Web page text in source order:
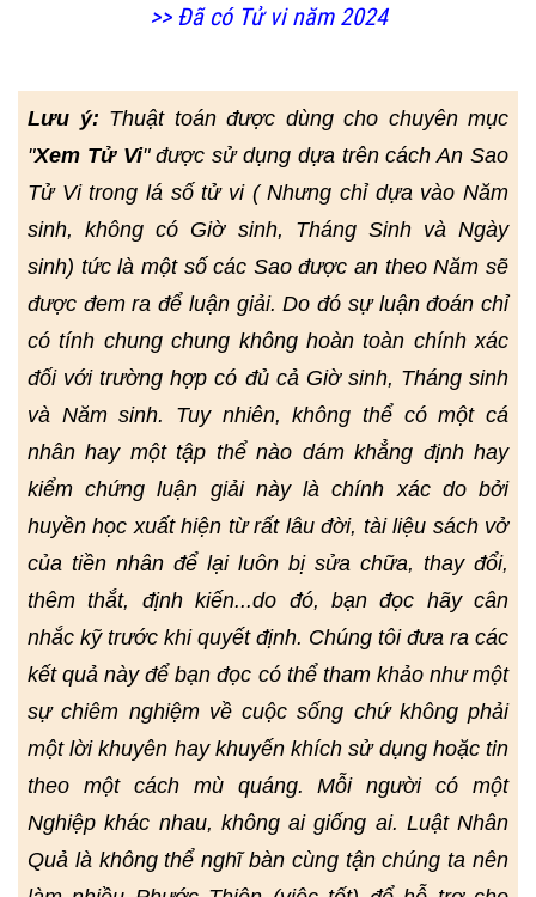
>> Đã có Tử vi năm 2024
Lưu ý: Thuật toán được dùng cho chuyên mục
"Xem Tử Vi" được sử dụng dựa trên cách An Sao
Tử Vi trong lá số tử vi ( Nhưng chỉ dựa vào Năm
sinh, không có Giờ sinh, Tháng Sinh và Ngày
sinh) tức là một số các Sao được an theo Năm sẽ
được đem ra để luận giải. Do đó sự luận đoán chỉ
có tính chung chung không hoàn toàn chính xác
đối với trường hợp có đủ cả Giờ sinh, Tháng sinh
và Năm sinh. Tuy nhiên, không thể có một cá
nhân hay một tập thể nào dám khẳng định hay
kiểm chứng luận giải này là chính xác do bởi
huyền học xuất hiện từ rất lâu đời, tài liệu sách vở
của tiền nhân để lại luôn bị sửa chữa, thay đổi,
thêm thắt, định kiến...do đó, bạn đọc hãy cân
nhắc kỹ trước khi quyết định. Chúng tôi đưa ra các
kết quả này để bạn đọc có thể tham khảo như một
sự chiêm nghiệm về cuộc sống chứ không phải
một lời khuyên hay khuyến khích sử dụng hoặc tin
theo một cách mù quáng. Mỗi người có một
Nghiệp khác nhau, không ai giống ai. Luật Nhân
Quả là không thể nghĩ bàn cùng tận chúng ta nên